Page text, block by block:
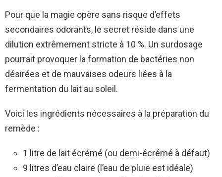
Pour que la magie opère sans risque d’effets
secondaires odorants, le secret réside dans une
dilution extrêmement stricte à 10 %. Un surdosage
pourrait provoquer la formation de bactéries non
désirées et de mauvaises odeurs liées à la
fermentation du lait au soleil.
Voici les ingrédients nécessaires à la préparation du
remède :
1 litre de lait écrémé (ou demi-écrémé à défaut)
9 litres d’eau claire (l’eau de pluie est idéale)